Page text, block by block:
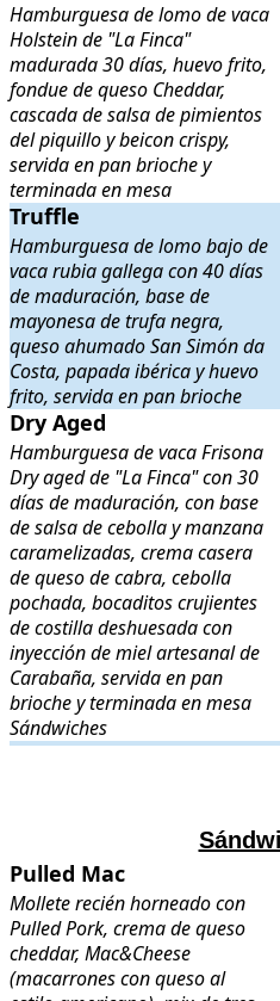
Hamburguesa de lomo de vaca
Holstein de "La Finca"
madurada 30 días, huevo frito,
fondue de queso Cheddar,
cascada de salsa de pimientos
del piquillo y beicon crispy,
servida en pan brioche y
terminada en mesa
Truffle . Hamburguesa de lomo
Truffle
Hamburguesa de lomo bajo de
vaca rubia gallega con 40 días
de maduración, base de
mayonesa de trufa negra,
queso ahumado San Simón da
Costa, papada ibérica y huevo
frito, servida en pan brioche
Dry Aged . Hamburguesa de vaca
Dry Aged
Hamburguesa de vaca Frisona
Dry aged de "La Finca" con 30
días de maduración, con base
de salsa de cebolla y manzana
caramelizadas, crema casera
de queso de cabra, cebolla
pochada, bocaditos crujientes
de costilla deshuesada con
inyección de miel artesanal de
Carabaña, servida en pan
brioche y terminada en mesa
Sándwiches
..
Pulled Mac . Mollete recién
Pulled Mac
Mollete recién horneado con
Pulled Pork, crema de queso
cheddar, Mac&Cheese
(macarrones con queso al